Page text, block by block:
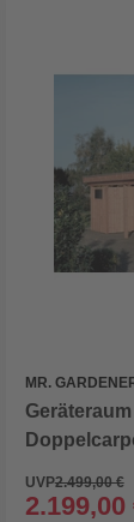
MR.
UVP2.499,00 €
2.199,00